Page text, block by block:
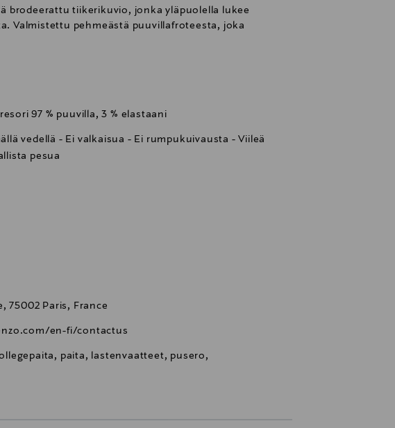
brodeerattu tiikerikuvio, jonka yläpuolella lukee
Valmistettu pehmeästä puuvillafroteesta, joka
97 % puuvilla, 3 % elastaani
vedellä - Ei valkaisua - Ei rumpukuivausta - Viileä
pesua
75002 Paris, France
en-fi/contactus
paita, lastenvaatteet, pusero,